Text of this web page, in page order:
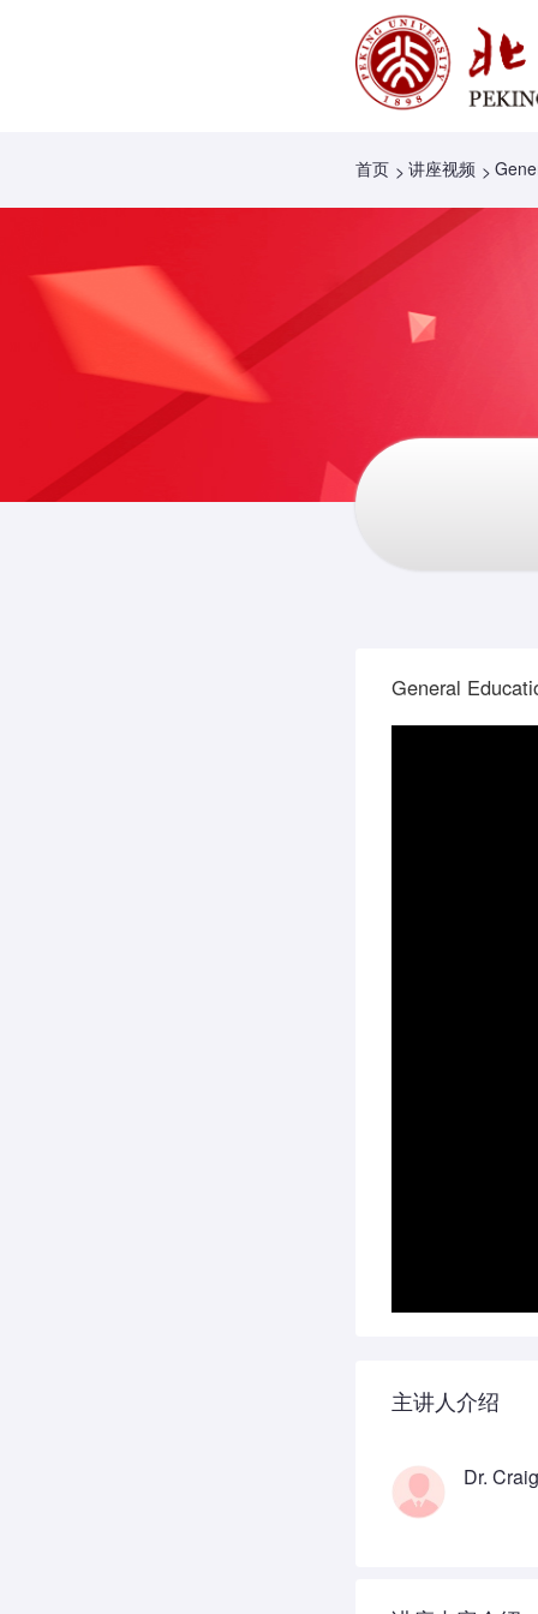
首页 讲座视频
General
主讲人介绍
Dr.